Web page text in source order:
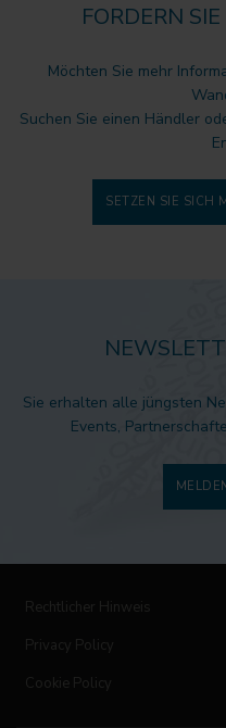
FORDERN
Möchten Sie mehr
Suchen Sie einen Händler
SETZEN SIE SICH
Sie erhalten alle jüngsten
Events,
Rechtlicher Hinweis
Privacy Policy
Cookie Policy